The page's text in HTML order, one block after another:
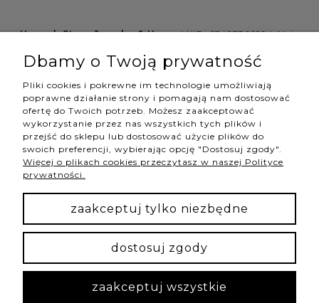
Hannah Store Jewelry & Home| NIP: 6342736629 | Aleja
shop@hannahstore.pl
pokaż pełną wersję strony
NASZE ODZNAKI
Sklep internetowy Shoper Premium
Dbamy o Twoją prywatność
Pliki cookies i pokrewne im technologie umożliwiają
poprawne działanie strony i pomagają nam dostosować
ofertę do Twoich potrzeb. Możesz zaakceptować
wykorzystanie przez nas wszystkich tych plików i
przejść do sklepu lub dostosować użycie plików do
swoich preferencji, wybierając opcję "Dostosuj zgody".
Więcej o plikach cookies przeczytasz w naszej Polityce
prywatności.
zaakceptuj tylko niezbędne
dostosuj zgody
zaakceptuj wszystkie